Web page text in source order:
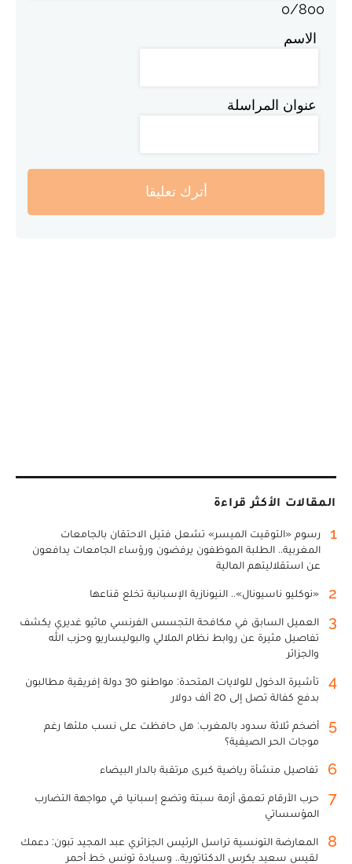
0/800
الاسم
عنوان المراسلة
أترك تعليقا
المقالات الأكثر قراءة
1
رسوم «التوقيت الميسر» تشعل فتيل الاحتقان بالجامعات
المغربية.. الطلبة الموظفون يرفضون ورؤساء الجامعات يدافعون
عن استقلاليتهم المالية
2 «نوكليو ناسيونال».. النيونازية الإسبانية تخلع قناعها
3
العميل السابق في مكافحة التجسس الفرنسي ماثيو غديري يكشف
تفاصيل مثيرة عن روابط نظام الملالي والبوليساريو وحزب الله
والجزائر
4
تأشيرة الدخول للولايات المتحدة: مواطنو 30 دولة إفريقية مطالبون
بدفع كفالة تصل إلى 20 ألف دولار
5
أضخم ثلاثة سدود بالمغرب: هل حافظت على نسب ملئها رغم
موجات الحر الصيفية؟
6 تفاصيل منشأة رياضية كبرى مرتقبة بالدار البيضاء
7
حرب الأرقام تعمق أزمة سبتة وتضع إسبانيا في مواجهة التضارب
المؤسساتي
8
المعارضة التونسية تراسل الرئيس الجزائري عبد المجيد تبون: دعمك
لقيس سعيد يكرس الدكتاتورية.. وسيادة تونس خط أحمر